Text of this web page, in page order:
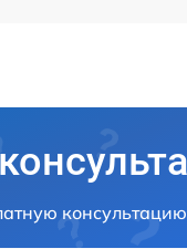
консультацию